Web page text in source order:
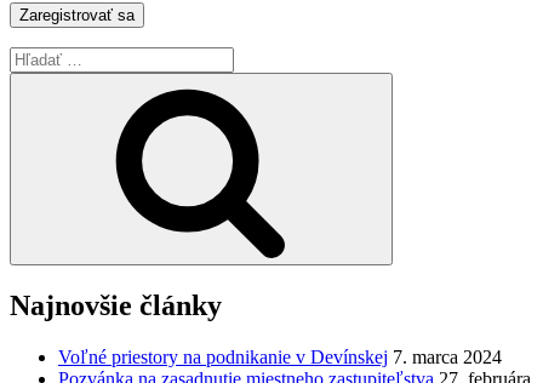
Hľadať:
Najnovšie články
Voľné priestory na podnikanie v Devínskej 7. marca 2024
Pozvánka na zasadnutie miestneho zastupiteľstva 27. februára